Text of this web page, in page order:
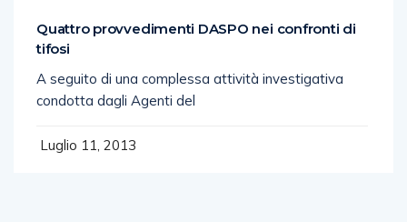
Quattro provvedimenti DASPO nei confronti di
tifosi
A seguito di una complessa attività investigativa
condotta dagli Agenti del
Luglio 11, 2013